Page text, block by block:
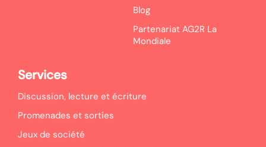
Blog
Partenariat AG2R La
Mondiale
Services
Discussion, lecture et écriture
Promenades et sorties
Jeux de société